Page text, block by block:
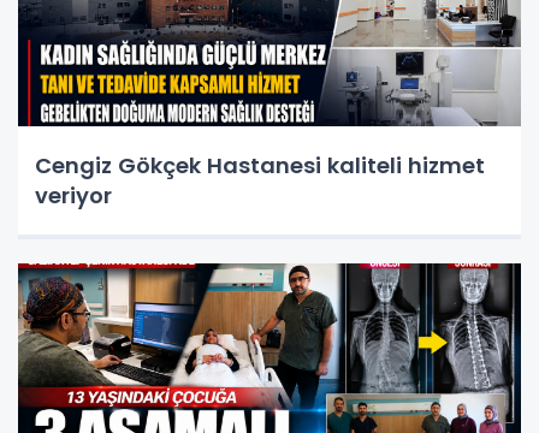
Cengiz Gökçek Hastanesi kaliteli hizmet
veriyor